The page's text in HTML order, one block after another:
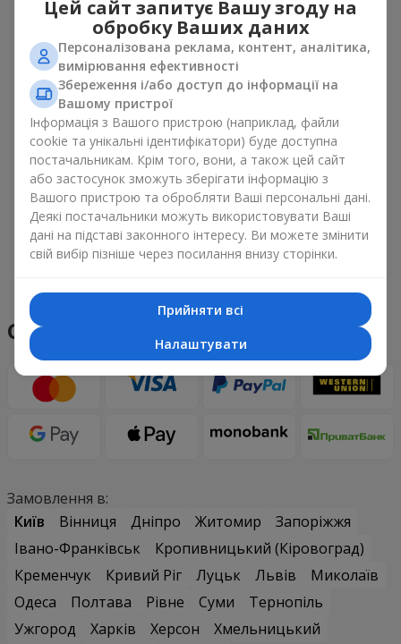
Способи оплати
Замовлення в:
Київ
Вінниця Дніпро Житомир
Запоріжжя
Івано-Франківськ
Кропивницький (Кіровоград)
Кременчук
Кривий Ріг Луцьк Львів
Миколаїв
Одеса
Полтава Рівне Суми
Тернопіль
Ужгород
Харків Херсон
Хмельницький
Цей сайт запитує Вашу згоду на
обробку Ваших даних
Персоналізована реклама, контент, аналітика,
вимірювання ефективності
Збереження і/або доступ до інформації на
Вашому пристрої
Інформація з Вашого пристрою (наприклад, файли
cookie та унікальні ідентифікатори) буде доступна
постачальникам. Крім того, вони, а також цей сайт
або застосунок зможуть зберігати інформацію з
Вашого пристрою та обробляти Ваші персональні дані.
Деякі постачальники можуть використовувати Ваші
дані на підставі законного інтересу. Ви можете змінити
свій вибір пізніше через посилання внизу сторінки.
Прийняти всі
Налаштувати